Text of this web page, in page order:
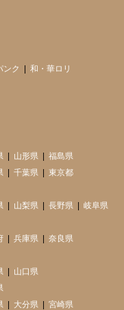
ンク
和・華ロリ
山形県
福島県
千葉県
東京都
山梨県 長野県
岐阜県
兵庫県
奈良県
山口県
大分県
宮崎県